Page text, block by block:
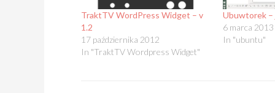
TraktTV WordPress Widget – v
1.2
17 października 2012
In "TraktTV Wordpress Widget"
Ubuwtorek
6 marca 2013
In "ubuntu"